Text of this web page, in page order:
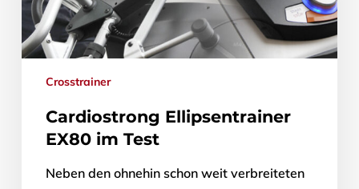
Crosstrainer
Cardiostrong Ellipsentrainer
EX80 im Test
Neben den ohnehin schon weit verbreiteten